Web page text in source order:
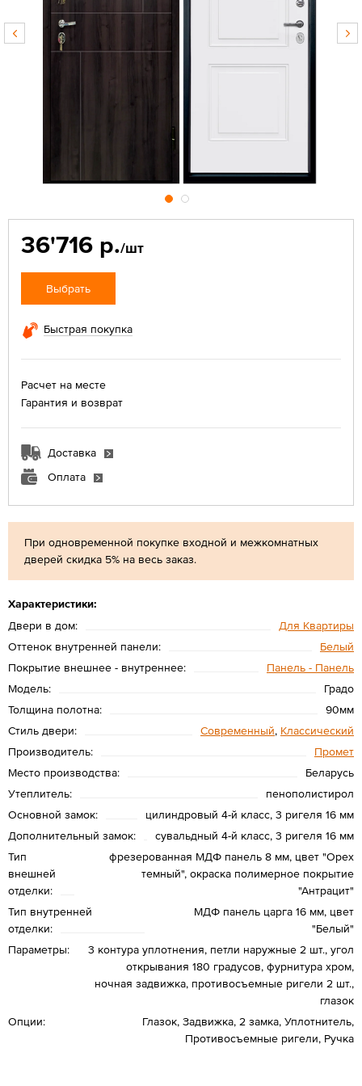
При одновременной покупке входной и межкомнатных
дверей скидка 5% на весь заказ.
Характеристики:
Двери в дом:
Для Квартиры
Оттенок внутренней панели:
Белый
Покрытие внешнее - внутреннее:
Панель - Панель
Модель:
Градо
Толщина полотна:
90мм
Стиль двери:
Современный, Классический
Производитель:
Промет
Место производства:
Беларусь
Утеплитель:
пенополистирол
Основной замок:
цилиндровый 4-й класс, 3 ригеля 16 мм
Дополнительный замок:
сувальдный 4-й класс, 3 ригеля 16 мм
Тип
внешней
отделки:
фрезерованная МДФ панель 8 мм, цвет "Орех
темный", окраска полимерное покрытие
"Антрацит"
Тип внутренней
отделки:
МДФ панель царга 16 мм, цвет
"Белый"
Параметры:
3 контура уплотнения, петли наружные 2 шт., угол
открывания 180 градусов, фурнитура хром,
ночная задвижка, противосъемные ригели 2 шт.,
глазок
Опции:
Глазок, Задвижка, 2 замка, Уплотнитель,
Противосъемные ригели, Ручка
36'716 р./шт
Выбрать
Быстрая покупка
Расчет на месте
Гарантия и возврат
Доставка
Оплата